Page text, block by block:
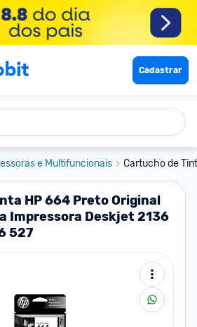
Cadastrar
e Multifuncionais Cartucho de
HP 664 Preto Original
Impressora Deskjet 2136
527